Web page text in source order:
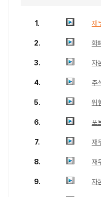
1. 재
2. 화
3. 자
4. 주
5. 위
6. 포
7. 재
8. 재
9. 자